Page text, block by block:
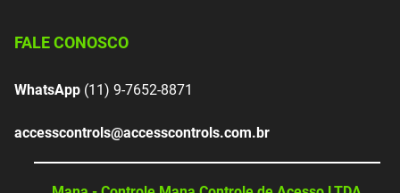
FALE CONOSCO
WhatsApp (11) 9-7652-8871
accesscontrols@accesscontrols.com.br